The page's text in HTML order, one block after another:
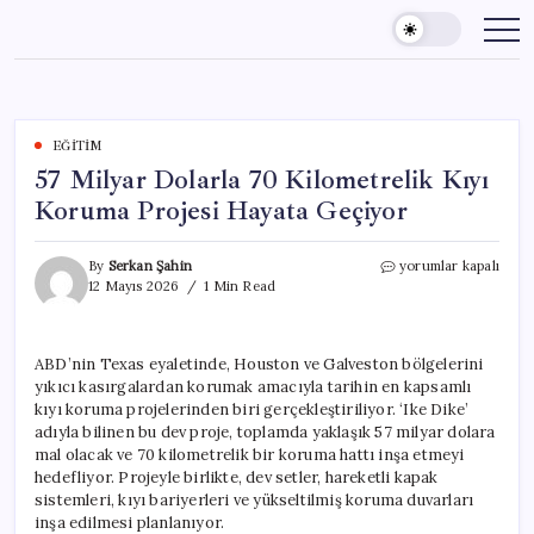
content
EĞITIM
57 Milyar Dolarla 70 Kilometrelik Kıyı
Koruma Projesi Hayata Geçiyor
By Serkan Şahin
12 Mayıs 2026
1 Min Read
57
Kıyı
Koruma
Projesi
Hayata
Geçiyor
için
yorumlar kapalı
ABD’nin Texas eyaletinde, Houston ve Galveston bölgelerini
yıkıcı kasırgalardan korumak amacıyla tarihin en kapsamlı
kıyı koruma projelerinden biri gerçekleştiriliyor. ‘Ike Dike’
adıyla bilinen bu dev proje, toplamda yaklaşık 57 milyar dolara
mal olacak ve 70 kilometrelik bir koruma hattı inşa etmeyi
hedefliyor. Projeyle birlikte, dev setler, hareketli kapak
sistemleri, kıyı bariyerleri ve yükseltilmiş koruma duvarları
inşa edilmesi planlanıyor.